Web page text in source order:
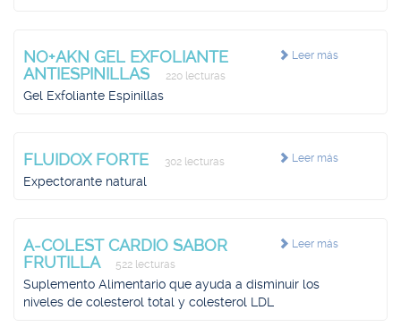
Leer más
NO+AKN GEL EXFOLIANTE
ANTIESPINILLAS
220 lecturas
Gel Exfoliante Espinillas
Leer más
FLUIDOX FORTE 302 lecturas
Expectorante natural
Leer más
A-COLEST CARDIO SABOR
FRUTILLA
522 lecturas
Suplemento Alimentario que ayuda a disminuir los
niveles de colesterol total y colesterol LDL